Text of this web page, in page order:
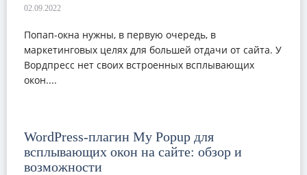
Попап-окна нужны, в первую очередь, в
маркетинговых целях для большей отдачи от сайта. У
Вордпресс нет своих встроенных всплывающих
окон....
WordPress-плагин My Popup для
всплывающих окон на сайте: обзор и
возможности